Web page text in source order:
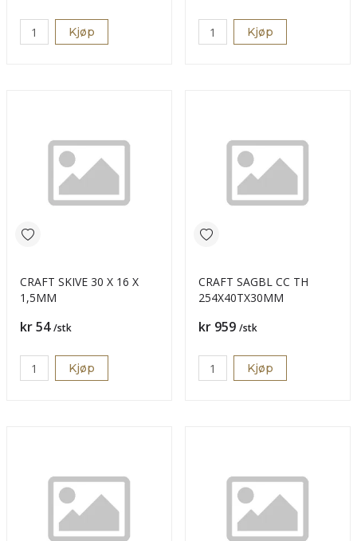
Kjøp Kjøp
CRAFT SKIVE 30 X 16 X
1,5MM
Pris
kr 54 /stk
Kjøp
CRAFT SAGBL CC TH
254X40TX30MM
Pris
kr 959 /stk
Kjøp